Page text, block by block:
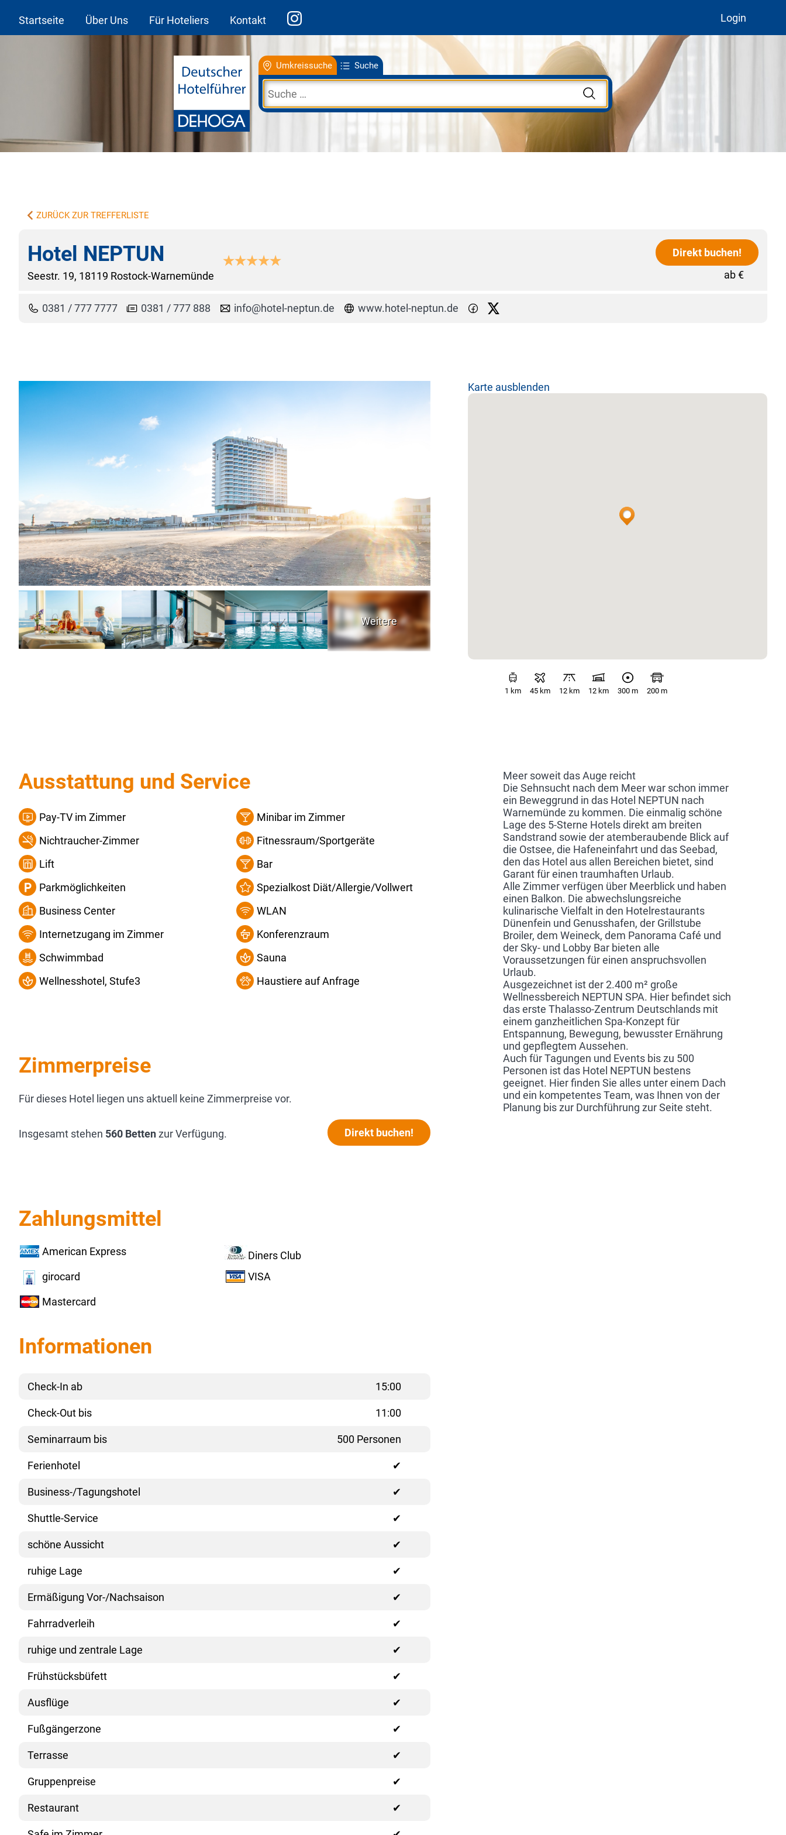
Startseite Über Uns Für Hoteliers Kontakt Login
Umkreissuche Suche
ZURÜCK ZUR TREFFERLISTE
Hotel NEPTUN
Seestr. 19, 18119 Rostock-Warnemünde
Direkt buchen!
ab €
0381 / 777 7777 0381 / 777 888 info@hotel-neptun.de www.hotel-neptun.de
Karte ausblenden
1 km 45 km 12 km 12 km 300 m 200 m
Ausstattung und Service
Pay-TV im Zimmer
Minibar im Zimmer
Nichtraucher-Zimmer
Fitnessraum/Sportgeräte
Lift
Bar
Parkmöglichkeiten
Spezialkost Diät/Allergie/Vollwert
Business Center
WLAN
Internetzugang im Zimmer
Konferenzraum
Schwimmbad
Sauna
Wellnesshotel, Stufe3
Haustiere auf Anfrage
Zimmerpreise
Für dieses Hotel liegen uns aktuell keine Zimmerpreise vor.
Insgesamt stehen 560 Bettenzur Verfügung. Direkt buchen!
Zahlungsmittel
American Express
Diners Club
girocard
VISA
Mastercard
Informationen
Check-In ab 15:00
Check-Out bis 11:00
Seminarraum bis 500 Personen
Ferienhotel ✔
Business-/Tagungshotel ✔
Shuttle-Service ✔
schöne Aussicht ✔
ruhige Lage ✔
Ermäßigung Vor-/Nachsaison ✔
Fahrradverleih ✔
ruhige und zentrale Lage ✔
Frühstücksbüfett ✔
Ausflüge ✔
Fußgängerzone ✔
Terrasse ✔
Gruppenpreise ✔
Restaurant ✔
Meer soweit das Auge reicht
Die Sehnsucht nach dem Meer war schon immer
ein Beweggrund in das Hotel NEPTUN nach
Warnemünde zu kommen. Die einmalig schöne
Lage des 5-Sterne Hotels direkt am breiten
Sandstrand sowie der atemberaubende Blick auf
die Ostsee, die Hafeneinfahrt und das Seebad,
den das Hotel aus allen Bereichen bietet, sind
Garant für einen traumhaften Urlaub.
Alle Zimmer verfügen über Meerblick und haben
einen Balkon. Die abwechslungsreiche
kulinarische Vielfalt in den Hotelrestaurants
Dünenfein und Genusshafen, der Grillstube
Broiler, dem Weineck, dem Panorama Café und
der Sky- und Lobby Bar bieten alle
Voraussetzungen für einen anspruchsvollen
Urlaub.
Ausgezeichnet ist der 2.400 m² große
Wellnessbereich NEPTUN SPA. Hier befindet sich
das erste Thalasso-Zentrum Deutschlands mit
einem ganzheitlichen Spa-Konzept für
Entspannung, Bewegung, bewusster Ernährung
und gepflegtem Aussehen.
Auch für Tagungen und Events bis zu 500
Personen ist das Hotel NEPTUN bestens
geeignet. Hier finden Sie alles unter einem Dach
und ein kompetentes Team, was Ihnen von der
Planung bis zur Durchführung zur Seite steht.